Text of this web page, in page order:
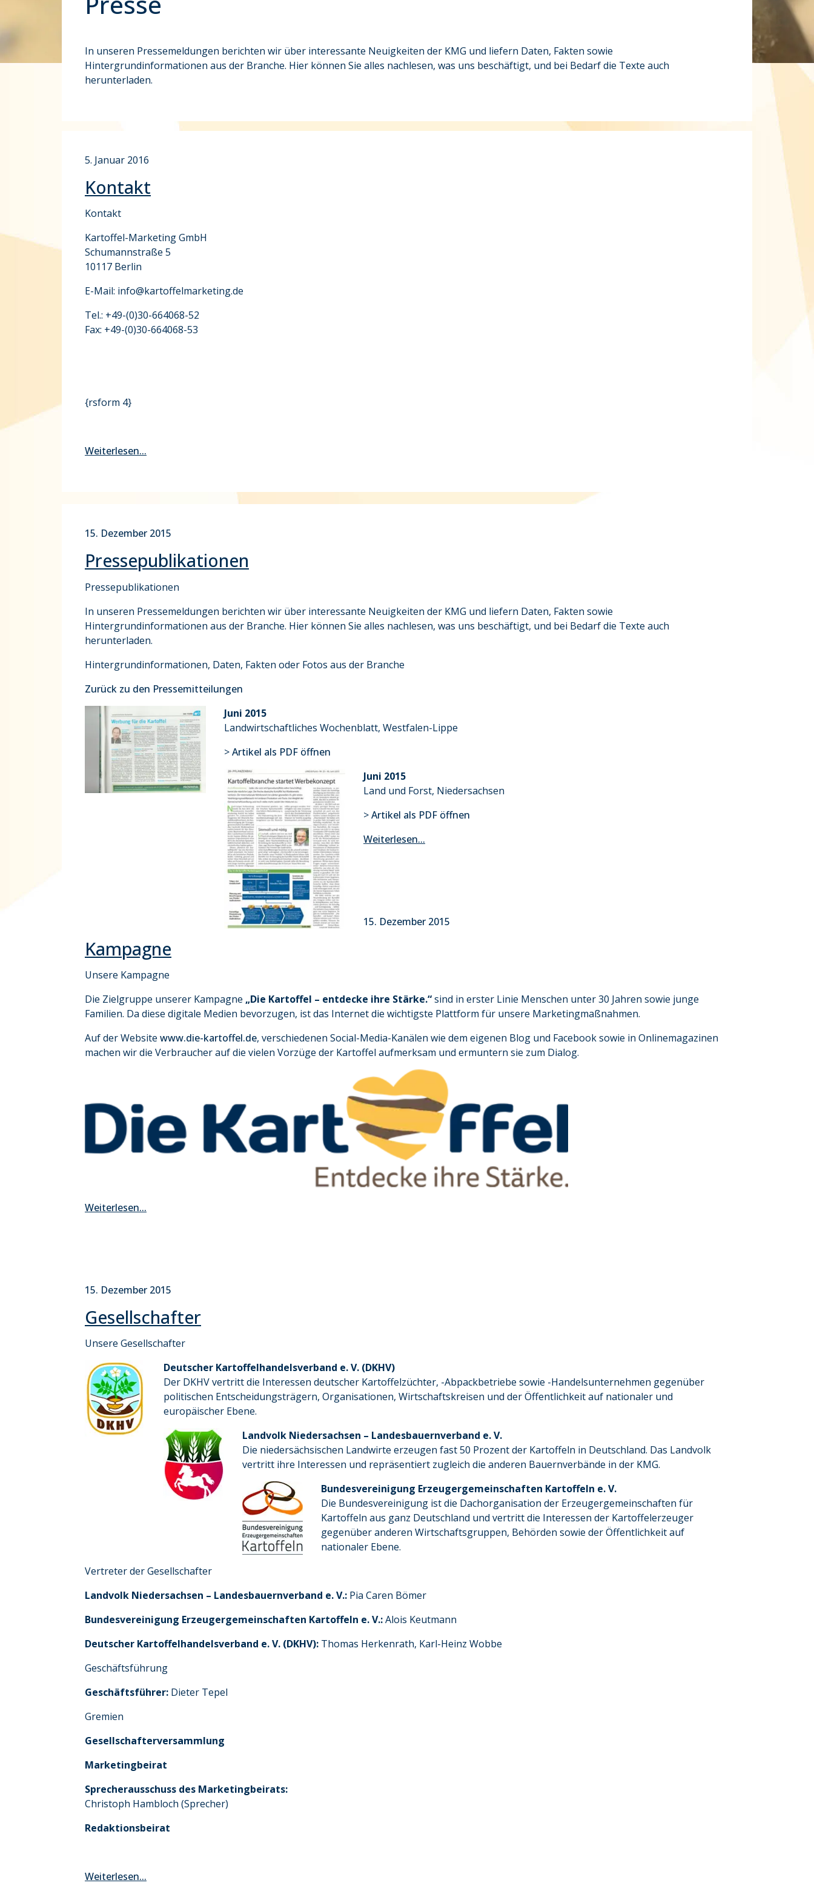
In unseren Pressemeldungen berichten wir über interessante Neuigkeiten der KMG und liefern Daten, Fakten sowie
Hintergrundinformationen aus der Branche. Hier können Sie alles nachlesen, was uns beschäftigt, und bei Bedarf die Texte auch
herunterladen.
5. Januar 2016
Kontakt
Kontakt
Kartoffel-Marketing GmbH
Schumannstraße 5
10117 Berlin
E-Mail: info@kartoffelmarketing.de
Tel.: +49-(0)30-664068-52
Fax: +49-(0)30-664068-53
{rsform 4}
Weiterlesen...
15. Dezember 2015
Pressepublikationen
Pressepublikationen
In unseren Pressemeldungen berichten wir über interessante Neuigkeiten der KMG und liefern Daten, Fakten sowie
Hintergrundinformationen aus der Branche. Hier können Sie alles nachlesen, was uns beschäftigt, und bei Bedarf die Texte auch
herunterladen.
Hintergrundinformationen, Daten, Fakten oder Fotos aus der Branche
Zurück zu den Pressemitteilungen
Juni 2015
Landwirtschaftliches Wochenblatt, Westfalen-Lippe
>Artikel als PDF öffnen
Juni 2015
Land und Forst, Niedersachsen
>Artikel als PDF öffnen
Weiterlesen...
15. Dezember 2015
Kampagne
Unsere Kampagne
Die Zielgruppe unserer Kampagne „Die Kartoffel – entdecke ihre Stärke.“sind in erster Linie Menschen unter 30 Jahren sowie junge
Familien. Da diese digitale Medien bevorzugen, ist das Internet die wichtigste Plattform für unsere Marketingmaßnahmen.
Auf der Website www.die-kartoffel.de, verschiedenen Social-Media-Kanälen wie dem eigenen Blog und Facebook sowie in Onlinemagazinen
machen wir die Verbraucher auf die vielen Vorzüge der Kartoffel aufmerksam und ermuntern sie zum Dialog.
Weiterlesen...
15. Dezember 2015
Gesellschafter
Unsere Gesellschafter
Deutscher Kartoffelhandelsverband e. V. (DKHV)
Der DKHV vertritt die Interessen deutscher Kartoffelzüchter, -Abpackbetriebe sowie -Handelsunternehmen gegenüber
politischen Entscheidungsträgern, Organisationen, Wirtschaftskreisen und der Öffentlichkeit auf nationaler und
europäischer Ebene.
Landvolk Niedersachsen – Landesbauernverband e. V.
Die niedersächsischen Landwirte erzeugen fast 50 Prozent der Kartoffeln in Deutschland. Das Landvolk
vertritt ihre Interessen und repräsentiert zugleich die anderen Bauernverbände in der KMG.
Bundesvereinigung Erzeugergemeinschaften Kartoffeln e. V.
Die Bundesvereinigung ist die Dachorganisation der Erzeugergemeinschaften für
Kartoffeln aus ganz Deutschland und vertritt die Interessen der Kartoffelerzeuger
gegenüber anderen Wirtschaftsgruppen, Behörden sowie der Öffentlichkeit auf
nationaler Ebene.
Vertreter der Gesellschafter
Landvolk Niedersachsen – Landesbauernverband e. V.: Pia Caren Bömer
Bundesvereinigung Erzeugergemeinschaften Kartoffeln e. V.:Alois Keutmann
Deutscher Kartoffelhandelsverband e. V. (DKHV): Thomas Herkenrath, Karl-Heinz Wobbe
Geschäftsführung
Geschäftsführer: Dieter Tepel
Gremien
Gesellschafterversammlung
Marketingbeirat
Sprecherausschuss des Marketingbeirats:
Christoph Hambloch (Sprecher)
Redaktionsbeirat
Weiterlesen...